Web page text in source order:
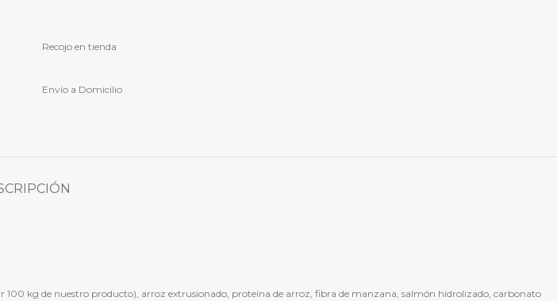
Recojo en tienda
Envío a Domicilio
100 kg de nuestro producto), arroz extrusionado, proteína de arroz, fibra de manzana, salmón hidrolizado, carbonato